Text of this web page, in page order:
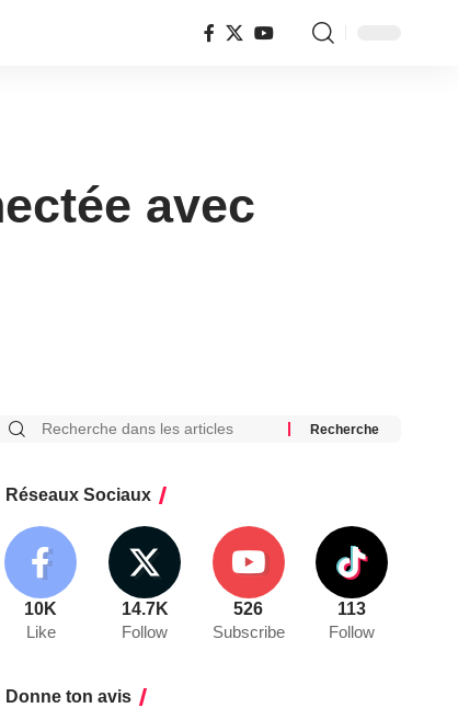
avec
Réseaux Sociaux
10K
Like
14.7K
Follow
526
Subscribe
113
Follow
Donne ton avis